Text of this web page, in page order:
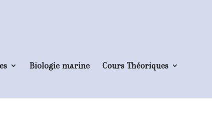
Biologie marine
Cours Théoriques